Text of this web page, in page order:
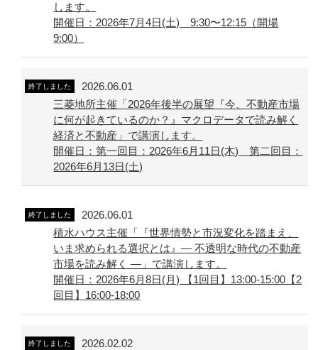
します。
開催日：2026年7月4日(土) 9:30〜12:15（開場
9:00）
終了しました
2026.06.01
三菱地所主催「2026年後半の展望『今、不動産市場
に何が起きているのか？』マクロデータで読み解く
経済と不動産」で講演します。
開催日：第一回目：2026年6月11日(木) 第二回目：
2026年6月13日(土)
終了しました
2026.06.01
積水ハウス主催「『世界情勢と市況変化を踏まえ、
いま求められる選択とは』― 不透明な時代の不動産
市場を読み解く ―」で講演します。
開催日：2026年6月8日(月) 【1回目】13:00-15:00【2
回目】16:00-18:00
終了しました
2026.02.02